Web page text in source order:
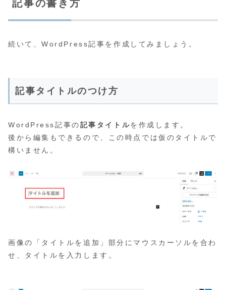
記事の書き方
続いて、WordPress記事を作成してみましょう。
記事タイトルのつけ方
WordPress記事の記事タイトルを作成します。
後から編集もできるので、この時点では仮のタイトルで
構いません。
画像の「タイトルを追加」部分にマウスカーソルを合わ
せ、タイトルを入力します。